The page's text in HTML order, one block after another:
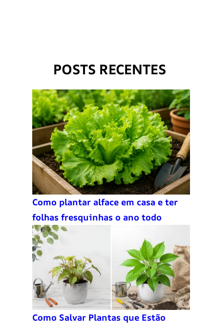
POSTS RECENTES
Como plantar alface em casa e ter
folhas fresquinhas o ano todo
Como Salvar Plantas que Estão